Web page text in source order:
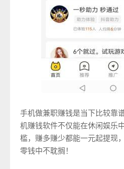
手机做兼职赚钱是当下比较靠
机赚钱软件不仅能在休闲娱乐
槛，赚多赚少都能一元起提现
零钱中不耽搁！